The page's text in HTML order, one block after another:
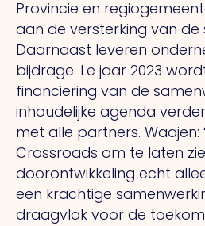
Provincie en
aan de versterking van de
Daarnaast leveren
bijdrage. Le jaar 2023
financiering van de
inhoudelijke agenda
met alle partners. Waajen:
Crossroads om te laten
doorontwikkeling echt
een krachtige
draagvlak voor de